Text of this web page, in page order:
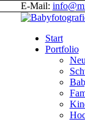
E-Mail:
Start
Portfolio